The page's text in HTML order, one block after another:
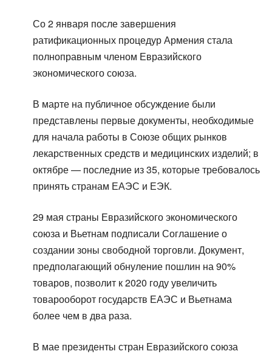
Со 2 января после завершения
ратификационных процедур Армения стала
полноправным членом Евразийского
экономического союза.
В марте на публичное обсуждение были
представлены первые документы, необходимые
для начала работы в Союзе общих рынков
лекарственных средств и медицинских изделий; в
октябре — последние из 35, которые требовалось
принять странам ЕАЭС и ЕЭК.
29 мая страны Евразийского экономического
союза и Вьетнам подписали Соглашение о
создании зоны свободной торговли. Документ,
предполагающий обнуление пошлин на 90%
товаров, позволит к 2020 году увеличить
товарооборот государств ЕАЭС и Вьетнама
более чем в два раза.
В мае президенты стран Евразийского союза